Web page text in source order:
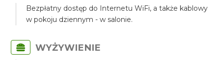
Bezpłatny dostęp do Internetu WiFi, a także kablowy
w pokoju dziennym - w salonie.
WYŻYWIENIE